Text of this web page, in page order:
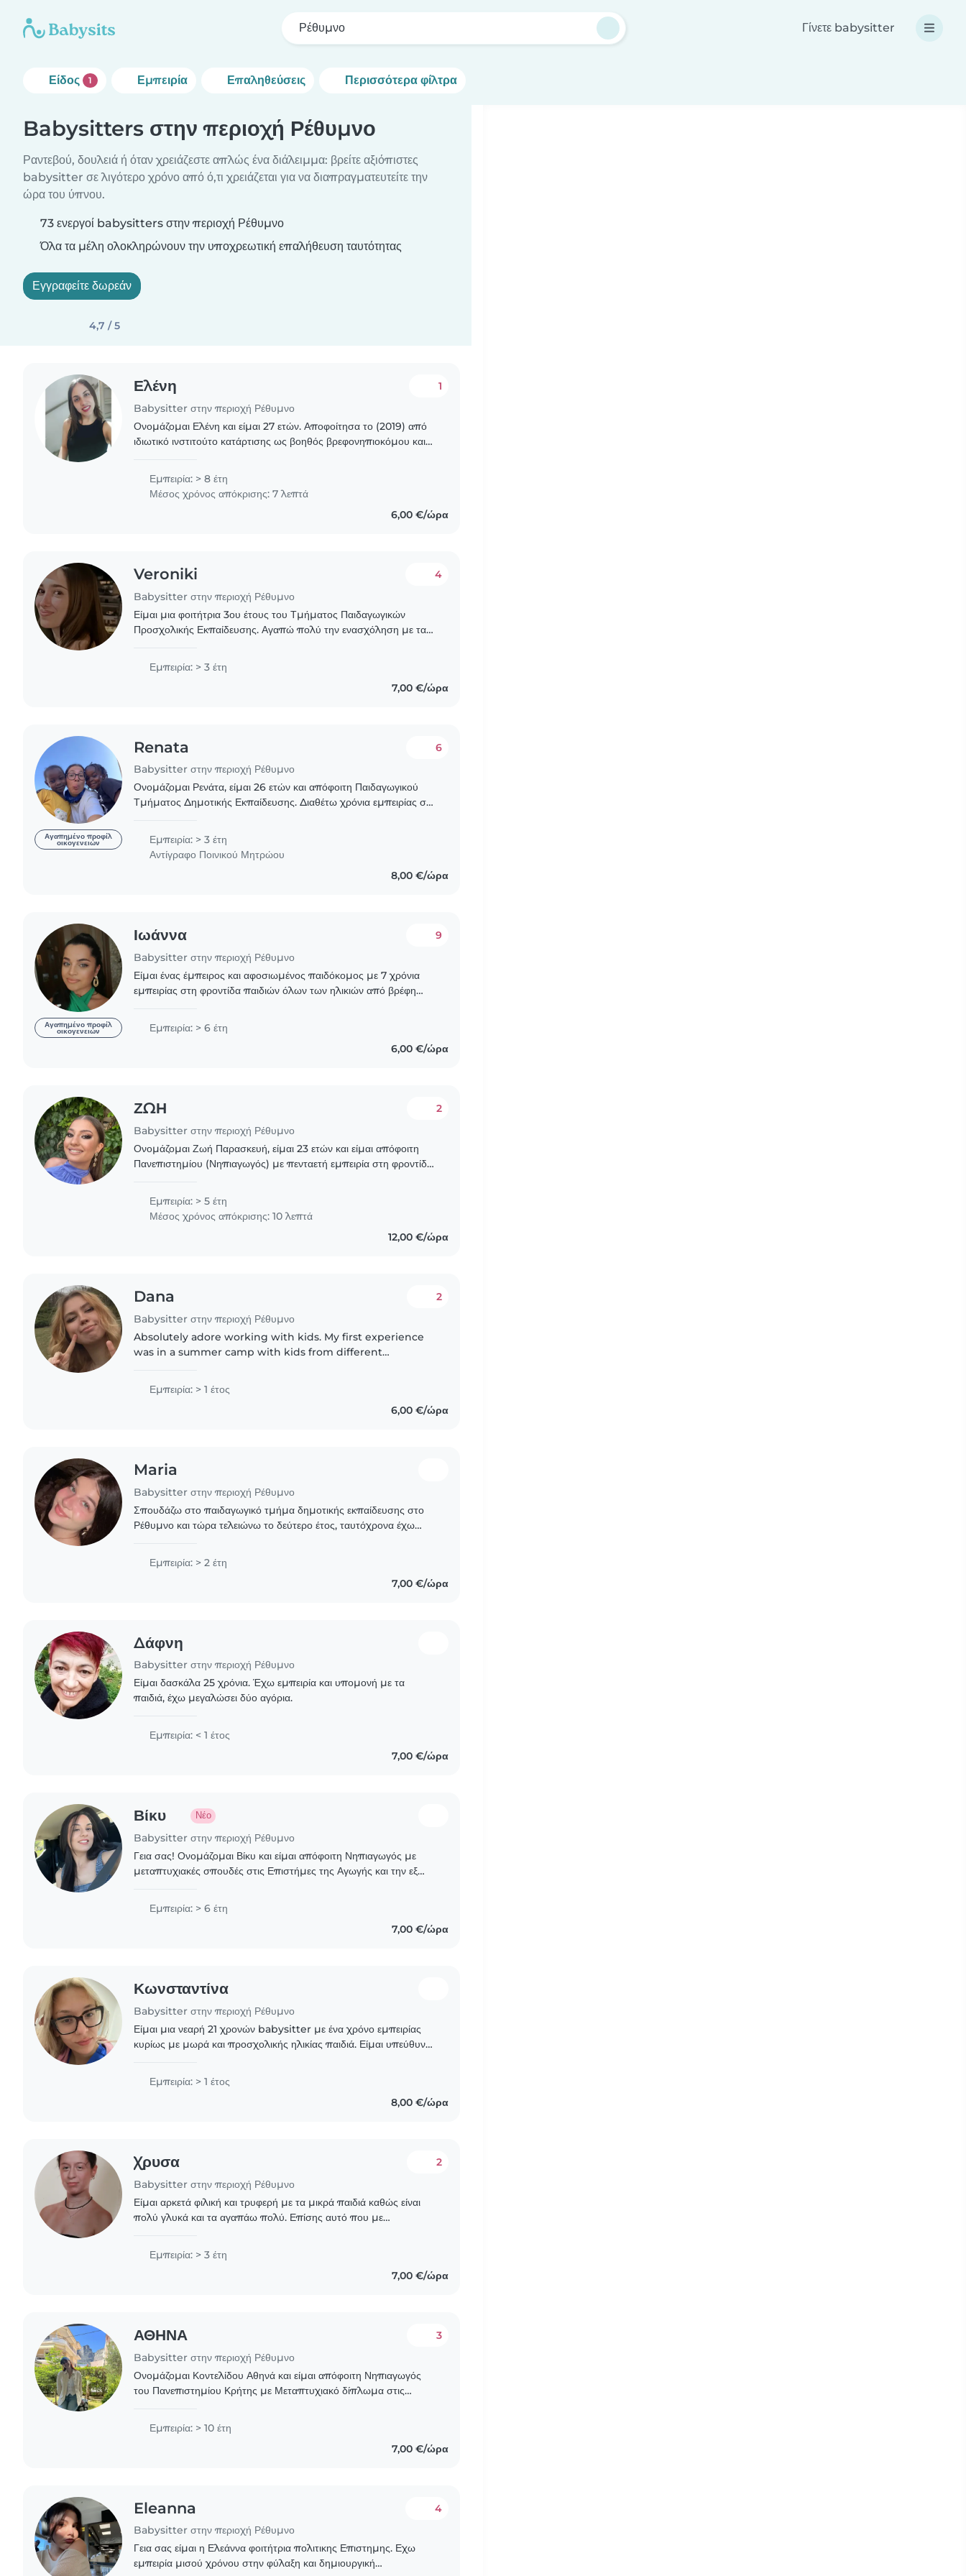
Ρέθυμνο Γίνετε babysitter
Είδος 1 Εμπειρία Επαληθεύσεις Περισσότερα φίλτρα
Babysitters στην περιοχή Ρέθυμνο
Ραντεβού, δουλειά ή όταν χρειάζεστε απλώς ένα διάλειμμα: βρείτε αξιόπιστες
babysitter σε λιγότερο χρόνο από ό,τι χρειάζεται για να διαπραγματευτείτε την
ώρα του ύπνου.
73 ενεργοί babysitters στην περιοχή Ρέθυμνο
Όλα τα μέλη ολοκληρώνουν την υποχρεωτική επαλήθευση ταυτότητας
Εγγραφείτε δωρεάν
4,7 / 5
Ελένη
Babysitter στην περιοχή Ρέθυμνο
1
Ονομάζομαι Ελένη και είμαι 27 ετών. Αποφοίτησα το (2019) από
ιδιωτικό ινστιτούτο κατάρτισης ως βοηθός βρεφονηπιοκόμου και
Εμπειρία: > 8 έτη
Μέσος χρόνος απόκρισης: 7 λεπτά
6,00 €/ώρα
Veroniki
Babysitter στην περιοχή Ρέθυμνο
4
Είμαι μια φοιτήτρια 3ου έτους του Τμήματος Παιδαγωγικών
Προσχολικής Εκπαίδευσης. Αγαπώ πολύ την ενασχόληση με τα
Εμπειρία: > 3 έτη
7,00 €/ώρα
Αγαπημένο προφίλ
οικογενειών
Renata
Babysitter στην περιοχή Ρέθυμνο
6
Ονομάζομαι Ρενάτα, είμαι 26 ετών και απόφοιτη Παιδαγωγικού
Τμήματος Δημοτικής Εκπαίδευσης. Διαθέτω χρόνια εμπειρίας στη
Εμπειρία: > 3 έτη
Αντίγραφο Ποινικού Μητρώου
8,00 €/ώρα
Αγαπημένο προφίλ
οικογενειών
Ιωάννα
Babysitter στην περιοχή Ρέθυμνο
9
Είμαι ένας έμπειρος και αφοσιωμένος παιδόκομος με 7 χρόνια
εμπειρίας στη φροντίδα παιδιών όλων των ηλικιών από βρέφη
Εμπειρία: > 6 έτη
6,00 €/ώρα
ΖΩΗ
Babysitter στην περιοχή Ρέθυμνο
2
Ονομάζομαι Ζωή Παρασκευή, είμαι 23 ετών και είμαι απόφοιτη
Πανεπιστημίου (Νηπιαγωγός) με πενταετή εμπειρία στη φροντίδα
Εμπειρία: > 5 έτη
Μέσος χρόνος απόκρισης: 10 λεπτά
12,00 €/ώρα
Dana
Babysitter στην περιοχή Ρέθυμνο
2
Absolutely adore working with kids. My first experience
was in a summer camp with kids from different
Εμπειρία: > 1 έτος
6,00 €/ώρα
Maria
Babysitter στην περιοχή Ρέθυμνο
Σπουδάζω στο παιδαγωγικό τμήμα δημοτικής εκπαίδευσης στο
Ρέθυμνο και τώρα τελειώνω το δεύτερο έτος, ταυτόχρονα έχω
Εμπειρία: > 2 έτη
7,00 €/ώρα
Δάφνη
Babysitter στην περιοχή Ρέθυμνο
Είμαι δασκάλα 25 χρόνια. Έχω εμπειρία και υπομονή με τα
παιδιά, έχω μεγαλώσει δύο αγόρια.
Εμπειρία: < 1 έτος
7,00 €/ώρα
Βίκυ Νέο
Babysitter στην περιοχή Ρέθυμνο
Γεια σας! Ονομάζομαι Βίκυ και είμαι απόφοιτη Νηπιαγωγός με
μεταπτυχιακές σπουδές στις Επιστήμες της Αγωγής και την εξ
Εμπειρία: > 6 έτη
7,00 €/ώρα
Κωνσταντίνα
Babysitter στην περιοχή Ρέθυμνο
Είμαι μια νεαρή 21 χρονών babysitter με ένα χρόνο εμπειρίας
κυρίως με μωρά και προσχολικής ηλικίας παιδιά. Είμαι υπεύθυνη,
Εμπειρία: > 1 έτος
8,00 €/ώρα
Χρυσα
Babysitter στην περιοχή Ρέθυμνο
2
Είμαι αρκετά φιλική και τρυφερή με τα μικρά παιδιά καθώς είναι
πολύ γλυκά και τα αγαπάω πολύ. Επίσης αυτό που με
Εμπειρία: > 3 έτη
7,00 €/ώρα
ΑΘΗΝΑ
Babysitter στην περιοχή Ρέθυμνο
3
Ονομάζομαι Κοντελίδου Αθηνά και είμαι απόφοιτη Νηπιαγωγός
του Πανεπιστημίου Κρήτης με Μεταπτυχιακό δίπλωμα στις
Εμπειρία: > 10 έτη
7,00 €/ώρα
Eleanna
Babysitter στην περιοχή Ρέθυμνο
4
Γεια σας είμαι η Ελεάννα φοιτήτρια πολιτικης Επιστημης. Εχω
εμπειρία μισού χρόνου στην φύλαξη και δημιουργική